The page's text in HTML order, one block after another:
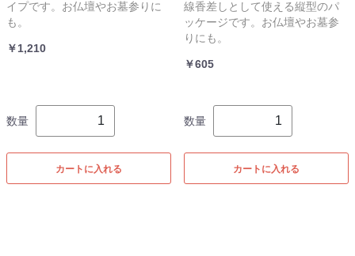
イプです。お仏壇やお墓参りに
も。
￥1,210
数量
カートに入れる
線香差しとして使える縦型のパ
ッケージです。お仏壇やお墓参
りにも。
￥605
数量
カートに入れる